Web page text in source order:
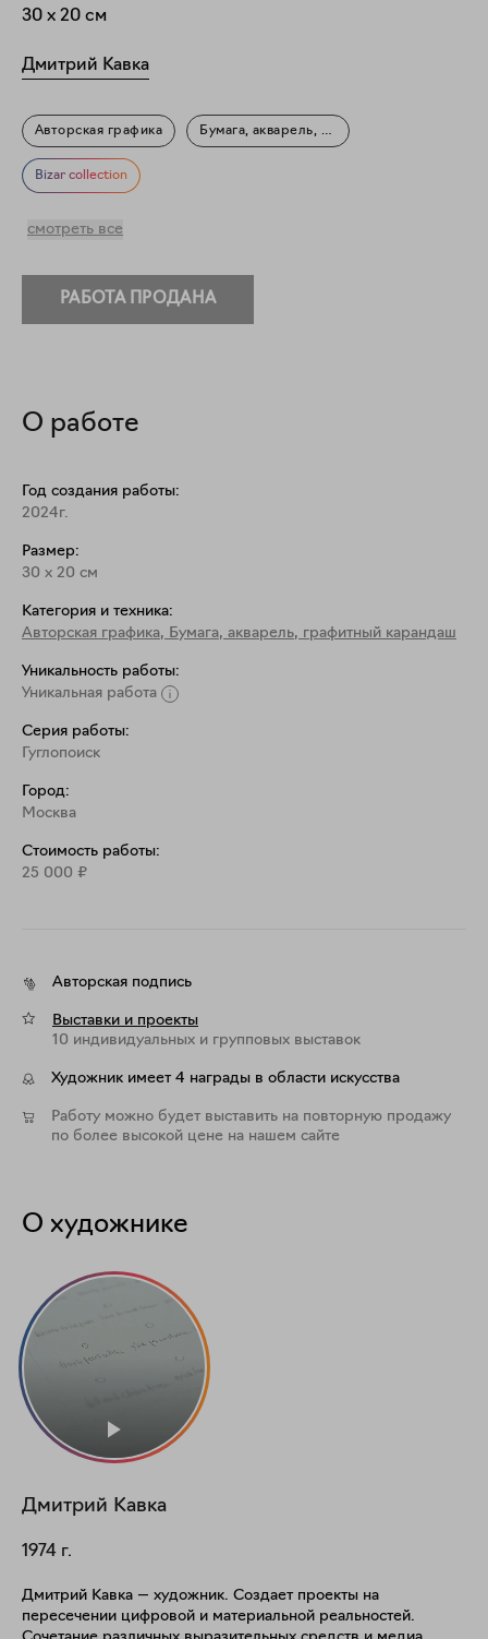
30 x 20 см
Дмитрий Кавка
Авторская графика Бумага, акварель, графитный карандаш
Фигуративное искусство
Bizar collection
смотреть все
РАБОТА ПРОДАНА
О работе
Год создания работы:
2024г.
Размер:
30 x 20 см
Категория и техника:
Авторская графика, Бумага, акварель, графитный карандаш
Уникальность работы:
Уникальная работа
Серия работы:
Гуглопоиск
Город:
Москва
Стоимость работы:
25 000 ₽
Авторская подпись
Выставки и проекты
10 индивидуальных и групповых выставок
Художник имеет 4 награды в области искусства
Работу можно будет выставить на повторную продажу
по более высокой цене на нашем сайте
О художнике
Дмитрий Кавка
1974 г.
Дмитрий Кавка — художник. Создает проекты на
пересечении цифровой и материальной реальностей.